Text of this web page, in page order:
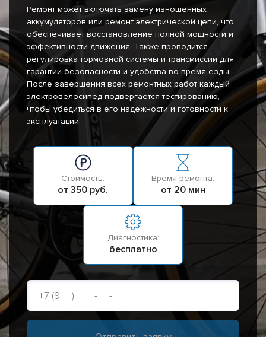
Ремонт может включать замену изношенных
аккумуляторов или ремонт электрической цепи, что
обеспечивает восстановление полной мощности и
эффективности движения. Также проводится
регулировка тормозной системы и трансмиссии для
гарантии безопасности и удобства во время езды.
После завершения всех ремонтных работ каждый
электровелосипед подвергается тестированию,
чтобы убедиться в его надежности и готовности к
эксплуатации.
Стоимость:
от 350 руб.
Время ремонта:
от 20 мин
Диагностика:
бесплатно